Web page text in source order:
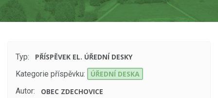
Typ:
PŘÍSPĚVEK EL. ÚŘEDNÍ DESKY
Kategorie příspěvku:
ÚŘEDNÍ DESKA
Autor:
OBEC ZDECHOVICE